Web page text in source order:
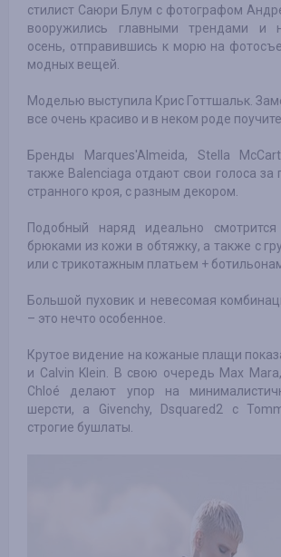
стилист Саюри Блум с фотографом
вооружились главными трендами и
осень, отправившись к морю на
модных вещей.
Моделью выступила Крис Готтшальк.
все очень красиво и в неком роде
Бренды Marques'Almeida, Stella
также Balenciaga отдают свои голоса за
странного кроя, с разным декором.
Подобный наряд идеально
брюками из кожи в обтяжку, а также с
или с трикотажным платьем +
Большой пуховик и невесомая
– это нечто особенное.
Крутое видение на кожаные плащи
и Calvin Klein. В свою очередь Max
Chloé делают упор на
шерсти, а Givenchy, Dsquared2 с
строгие бушлаты.